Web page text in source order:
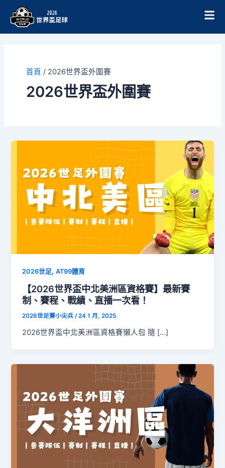
首頁 / 2026世界盃外圍賽
2026世界盃外圍賽
2026世足,AT99體育
【2026世界盃中北美洲區資格賽】最新賽
制、賽程、戰績、直播一次看！
2026世足賽小尖兵/24 1 月, 2025
2026世界盃中北美洲區資格賽懶人包 隨 […]